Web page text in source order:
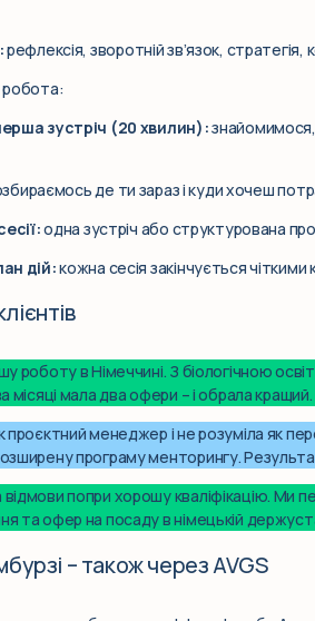
рефлексія, зворотній зв’язок,
робота:
зустріч (20 хвилин):
де ти зараз і куди хочеш
одна зустріч або структурована
дій:кожна сесія закінчується
роботу в Німеччині. З біологічною
місяці мала два офери – і обрала
проєктний менеджер і не розуміла як
програму менторингу.
попри хорошу кваліфікацію. Ми
та офер на посаду в німецькій
– також через AVGS